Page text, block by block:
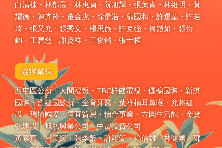
白清棟・林郁晨・林惠貞・阮旭輝・張葉青・林維明・黃
耀德・陳卉羚・董金虎・徐鼎浩・顧國和・許運基・許若
琦・張又允・張秀文・楊思薇・許克強・何鎧如・張衍
鈞・王碧慈・謝慶祥・王俊鏘・張士桓
協辦單位
西屯區公所・人間福報・TBC群健電視・儷櫥國際・新淇
國際・劉建國診所・全育牙醫・葉祥楨耳鼻喉・允將建
設・瑞埼國際・恒宜貿易・怡合事業・方圓生活館・金寶
弘建設・旭弘興業公司・中晟投資公司
黃素真・呂美緩・張季齡・許糴箮・賴信雄・林健國・鄭